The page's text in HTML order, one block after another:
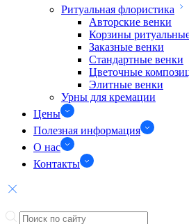
Ритуальная флористика
Авторские венки
Корзины
Заказные венки
Стандартные венки
Цветочные
Элитные венки
Урны для кремации
Цены
Полезная информация
О нас
Контакты